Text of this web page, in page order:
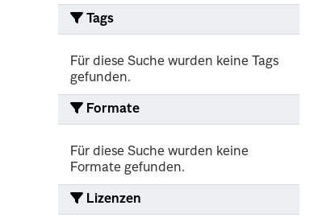
Tags
Für diese Suche wurden keine Tags
gefunden.
Formate
Für diese Suche wurden keine
Formate gefunden.
Lizenzen